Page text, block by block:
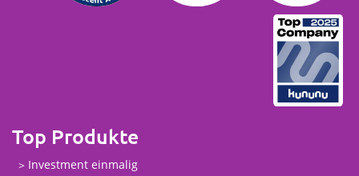
Top Produkte
Investment einmalig